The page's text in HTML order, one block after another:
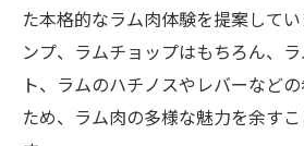
た本格的なラム肉体験を提案して
ンプ、ラムチョップはもちろん、
ト、ラムのハチノスやレバーなど
ため、ラム肉の多様な魅力を余す